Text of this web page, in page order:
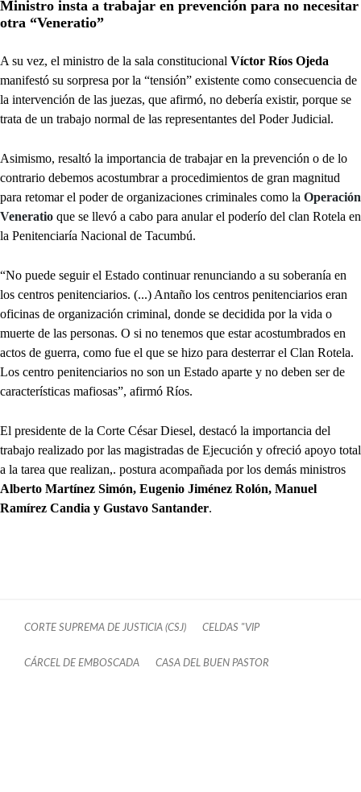
Ministro insta a trabajar en prevención para no necesitar
otra “Veneratio”
A su vez, el ministro de la sala constitucional Víctor Ríos Ojeda
manifestó su sorpresa por la “tensión” existente como consecuencia de
la intervención de las juezas, que afirmó, no debería existir, porque se
trata de un trabajo normal de las representantes del Poder Judicial.
Asimismo, resaltó la importancia de trabajar en la prevención o de lo
contrario debemos acostumbrar a procedimientos de gran magnitud
para retomar el poder de organizaciones criminales como la Operación
Veneratio que se llevó a cabo para anular el poderío del clan Rotela en
la Penitenciaría Nacional de Tacumbú.
“No puede seguir el Estado continuar renunciando a su soberanía en
los centros penitenciarios. (...) Antaño los centros penitenciarios eran
oficinas de organización criminal, donde se decidida por la vida o
muerte de las personas. O si no tenemos que estar acostumbrados en
actos de guerra, como fue el que se hizo para desterrar el Clan Rotela.
Los centro penitenciarios no son un Estado aparte y no deben ser de
características mafiosas”, afirmó Ríos.
El presidente de la Corte César Diesel, destacó la importancia del
trabajo realizado por las magistradas de Ejecución y ofreció apoyo total
a la tarea que realizan,. postura acompañada por los demás ministros
Alberto Martínez Simón, Eugenio Jiménez Rolón, Manuel
Ramírez Candia y Gustavo Santander.
CORTE SUPREMA DE JUSTICIA (CSJ) CELDAS "VIP
CÁRCEL DE EMBOSCADA CASA DEL BUEN PASTOR